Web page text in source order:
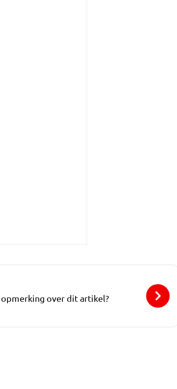
over dit artikel?